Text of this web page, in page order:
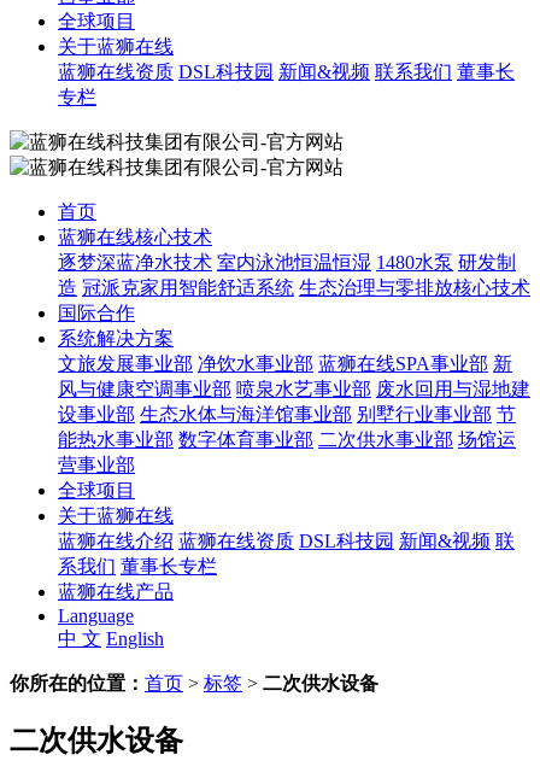
全球项目
关于蓝狮在线
蓝狮在线资质 DSL科技园 新闻&视频 联系我们 董事长
专栏
首页
蓝狮在线核心技术
逐梦深蓝净水技术 室内泳池恒温恒湿 1480水泵 研发制
造 冠派克家用智能舒适系统 生态治理与零排放核心技术
国际合作
系统解决方案
文旅发展事业部 净饮水事业部 蓝狮在线SPA事业部 新
风与健康空调事业部 喷泉水艺事业部 废水回用与湿地建
设事业部 生态水体与海洋馆事业部 别墅行业事业部 节
能热水事业部 数字体育事业部 二次供水事业部 场馆运
营事业部
全球项目
关于蓝狮在线
蓝狮在线介绍 蓝狮在线资质 DSL科技园 新闻&视频 联
系我们 董事长专栏
蓝狮在线产品
Language
中 文 English
你所在的位置： 首页 > 标签 > 二次供水设备
二次供水设备